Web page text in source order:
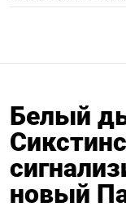
Белый
новый